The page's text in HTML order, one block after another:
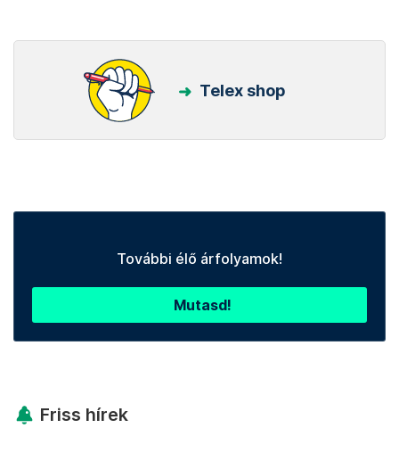
Telex shop
További élő árfolyamok!
Mutasd!
Friss hírek